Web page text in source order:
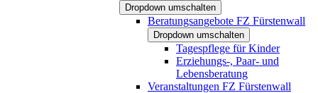
Dropdown umschalten
Beratungsangebote FZ Fürstenwall
Dropdown umschalten
Tagespflege für Kinder
Erziehungs-, Paar- und
Lebensberatung
Veranstaltungen FZ Fürstenwall